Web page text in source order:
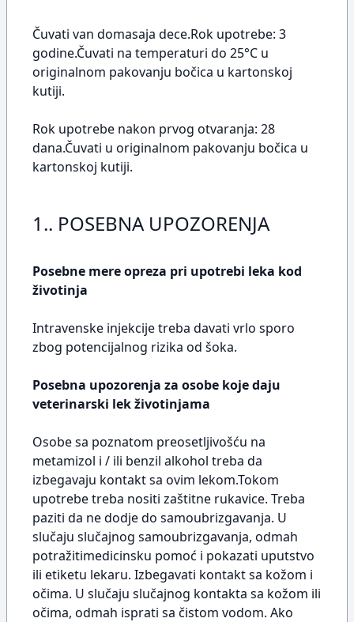
Čuvati van domasaja dece.Rok upotrebe: 3
godine.Čuvati na temperaturi do 25°C u
originalnom pakovanju bočica u kartonskoj
kutiji.
Rok upotrebe nakon prvog otvaranja: 28
dana.Čuvati u originalnom pakovanju bočica u
kartonskoj kutiji.
1.. POSEBNA UPOZORENJA
Posebne mere opreza pri upotrebi leka kod
životinja
Intravenske injekcije treba davati vrlo sporo
zbog potencijalnog rizika od šoka.
Posebna upozorenja za osobe koje daju
veterinarski lek životinjama
Osobe sa poznatom preosetljivošću na
metamizol i / ili benzil alkohol treba da
izbegavaju kontakt sa ovim lekom.Tokom
upotrebe treba nositi zaštitne rukavice. Treba
paziti da ne dodje do samoubrizgavanja. U
slučaju slučajnog samoubrizgavanja, odmah
potražitimedicinsku pomoć i pokazati uputstvo
ili etiketu lekaru. Izbegavati kontakt sa kožom i
očima. U slučaju slučajnog kontakta sa kožom ili
očima, odmah isprati sa čistom vodom. Ako